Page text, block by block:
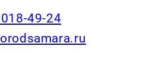
49-24